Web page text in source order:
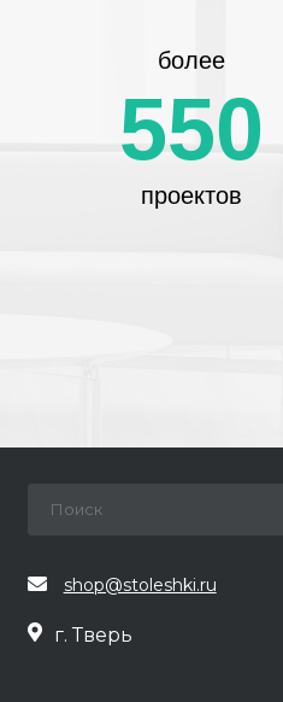
более
550
проектов
shop@stoleshki.ru
г. Тверь